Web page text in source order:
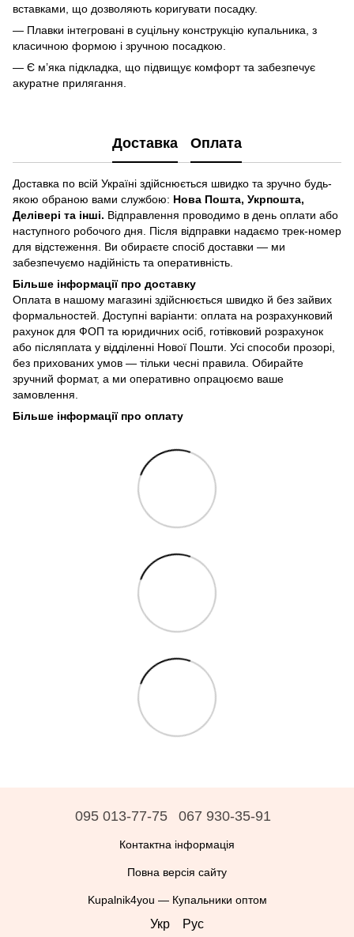
вставками, що дозволяють коригувати посадку.
— Плавки інтегровані в суцільну конструкцію купальника, з
класичною формою і зручною посадкою.
— Є м’яка підкладка, що підвищує комфорт та забезпечує
акуратне прилягання.
Доставка Оплата
Доставка по всій Україні здійснюється швидко та зручно будь-
якою обраною вами службою: Нова Пошта, Укрпошта,
Делівері та інші. Відправлення проводимо в день оплати або
наступного робочого дня. Після відправки надаємо трек-номер
для відстеження. Ви обираєте спосіб доставки — ми
забезпечуємо надійність та оперативність.
Більше інформації про доставку
Оплата в нашому магазині здійснюється швидко й без зайвих
формальностей. Доступні варіанти: оплата на розрахунковий
рахунок для ФОП та юридичних осіб, готівковий розрахунок
або післяплата у відділенні Нової Пошти. Усі способи прозорі,
без прихованих умов — тільки чесні правила. Обирайте
зручний формат, а ми оперативно опрацюємо ваше
замовлення.
Більше інформації про оплату
095 013-77-75 067 930-35-91
Контактна інформація
Повна версія сайту
Kupalnik4you — Купальники оптом
Укр Рус